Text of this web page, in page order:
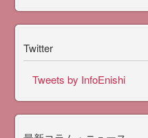
Twitter
Tweets by InfoEnishi